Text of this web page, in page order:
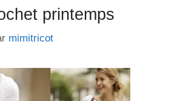
printemps
mimitricot